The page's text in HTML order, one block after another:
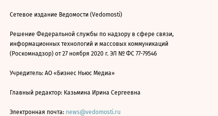
Сетевое издание Ведомости (Vedomosti)
Решение Федеральной службы по надзору в сфере связи,
информационных технологий и массовых коммуникаций
(Роскомнадзор) от 27 ноября 2020 г. ЭЛ № ФС 77-79546
Учредитель: АО «Бизнес Ньюс Медиа»
Главный редактор: Казьмина Ирина Сергеевна
Электронная почта: news@vedomosti.ru